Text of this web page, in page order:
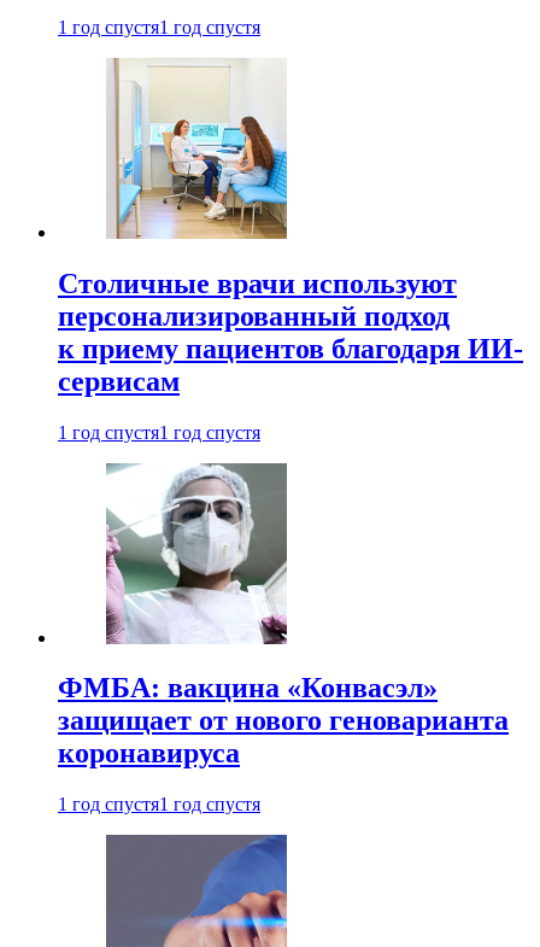
1 год спустя1 год спустя
Столичные врачи используют
персонализированный подход
к приему пациентов благодаря ИИ-
сервисам
1 год спустя1 год спустя
ФМБА: вакцина «Конвасэл»
защищает от нового геноварианта
коронавируса
1 год спустя1 год спустя